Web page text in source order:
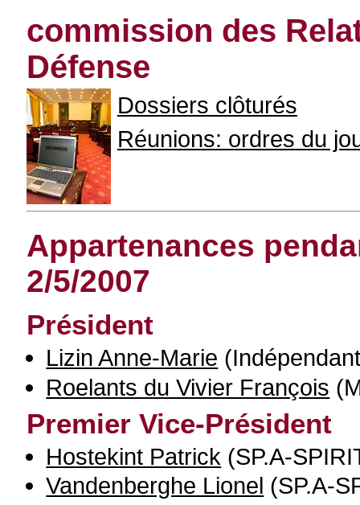
commission des
Défense
Dossiers clôturés
Réunions: ordres du
Appartenances
2/5/2007
Président
Lizin Anne-Marie
Roelants du Vivier François
Premier Vice-Président
Hostekint Patrick (SP.A-
Vandenberghe Lionel (SP.A-